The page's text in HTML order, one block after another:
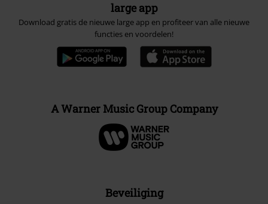
large app
Download gratis de nieuwe large app en profiteer van alle nieuwe
functies en voordelen!
A Warner Music Group Company
Beveiliging